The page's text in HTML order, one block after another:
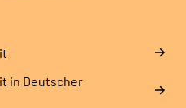
in Deutscher